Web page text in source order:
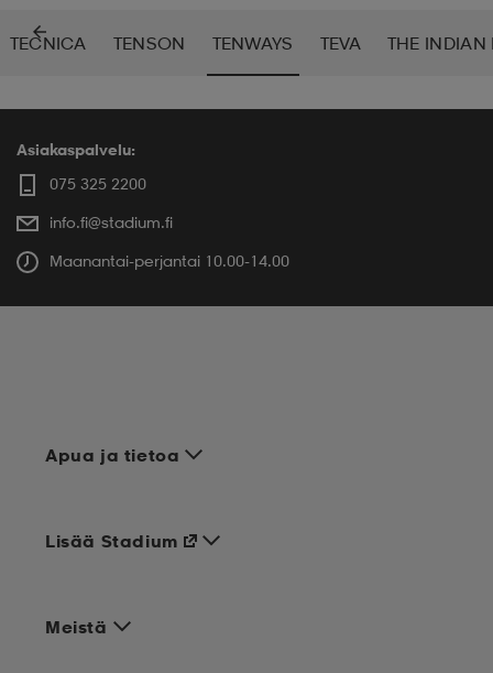
TECNICA TENSON TENWAYS TEVA THE INDIAN
Asiakaspalvelu:
075 325 2200
info.fi@stadium.fi
Maanantai-perjantai 10.00-14.00
Apua ja tietoa
Meistä
Lisää Stadium